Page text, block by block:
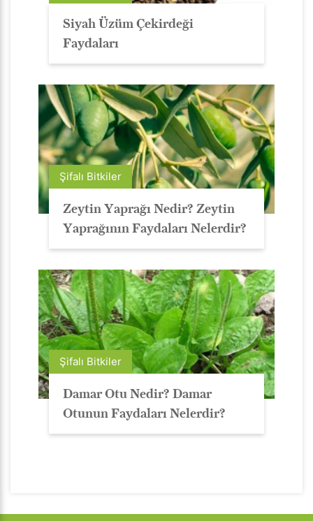
Siyah Üzüm Çekirdeği
Faydaları
Şifalı Bitkiler
Zeytin Yaprağı Nedir? Zeytin
Yaprağının Faydaları Nelerdir?
Şifalı Bitkiler
Damar Otu Nedir? Damar
Otunun Faydaları Nelerdir?